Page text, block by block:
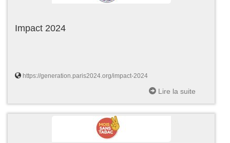
Impact 2024
https://generation.paris2024.org/impact-2024
Lire la suite